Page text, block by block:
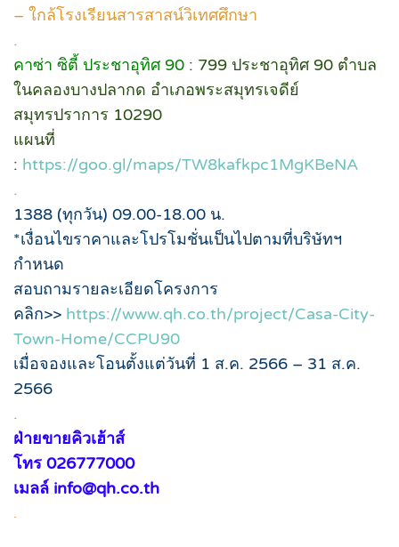
– ใกล้โรงเรียนสารสาสน์วิเทศศึกษา
.
คาซ่า ซิตี้ ประชาอุทิศ 90 : 799 ประชาอุทิศ 90 ตำบล
ในคลองบางปลากด อำเภอพระสมุทรเจดีย์
สมุทรปราการ 10290
แผนที่
: https://goo.gl/maps/TW8kafkpc1MgKBeNA
.
1388 (ทุกวัน) 09.00-18.00 น.
*เงื่อนไขราคาและโปรโมชั่นเป็นไปตามที่บริษัทฯ
กำหนด
สอบถามรายละเอียดโครงการ
คลิก>> https://www.qh.co.th/project/Casa-City-
Town-Home/CCPU90
เมื่อจองและโอนตั้งแต่วันที่ 1 ส.ค. 2566 – 31 ส.ค.
2566
.
ฝ่ายขายคิวเฮ้าส์
โทร 026777000
เมลล์ info@qh.co.th
.